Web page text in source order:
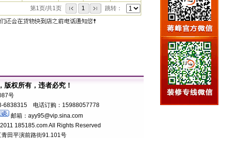
第1页/共1页 1 跳转：
权所有，违者必究！
号
6838315 电话订购：15988057778
邮箱：ayy95@vip.sina.com
185185.com All Rights Reserved
田平演前路街91.101号